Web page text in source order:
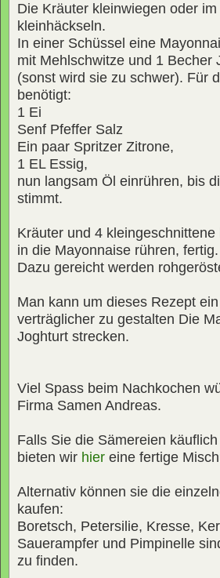
Die Kräuter kleinwiegen oder
kleinhäckseln.
In einer Schüssel eine
mit Mehlschwitze und 1 Becher
(sonst wird sie zu schwer). Für
benötigt:
1 Ei
Senf Pfeffer Salz
Ein paar Spritzer Zitrone,
1 EL Essig,
nun langsam Öl einrühren, bis
stimmt.
Kräuter und 4
in die Mayonnaise rühren, fertig.
Dazu gereicht werden
Man kann um dieses Rezept
verträglicher zu gestalten Die
Joghturt strecken.
Viel Spass beim Nachkochen
Firma Samen Andreas.
Falls Sie die Sämereien
bieten wir hier eine fertige
Alternativ können sie die
kaufen:
Boretsch, Petersilie, Kresse,
Sauerampfer und Pimpinelle
zu finden.